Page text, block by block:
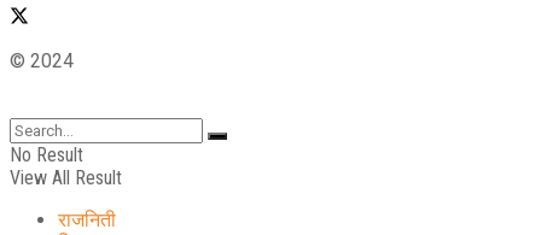
© 2024
No Result
View All Result
राजनिती